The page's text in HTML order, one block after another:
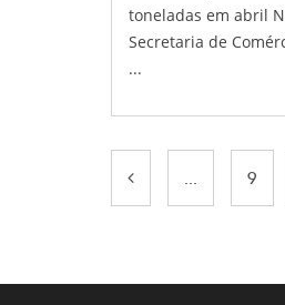
toneladas em abril
Secretaria de
...
9